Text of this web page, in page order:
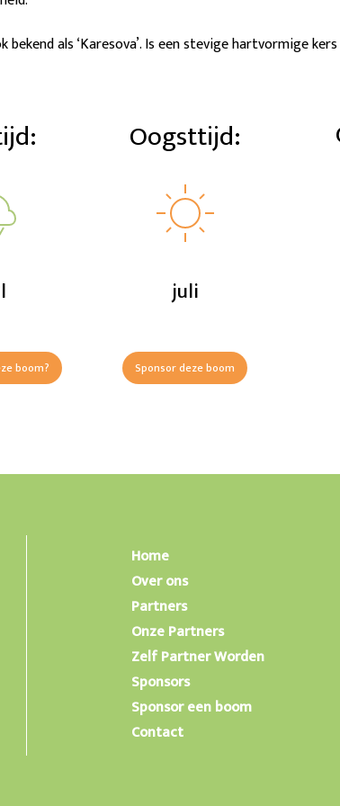
bekend als ‘Karesova’. Is een stevige hartvormige
Oogsttijd:
juli
boom? Sponsor deze boom
Home
Over ons
Partners
Onze Partners
Zelf Partner Worden
Sponsors
Sponsor een boom
Contact